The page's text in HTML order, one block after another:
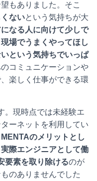
もありました。そこ
ないという気持ちが大
なる人に向けて少しで
現場でうまくやってほし
という気持ちでいっぱ
コミュニケーションや
楽しく仕事ができる環
。現時点では未経験エ
ーネットを利用してい
MENTAのメリットとし
際エンジニアとして働
要素を取り除けるのが
のありませんでした